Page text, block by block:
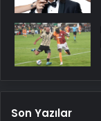
Son Yazılar